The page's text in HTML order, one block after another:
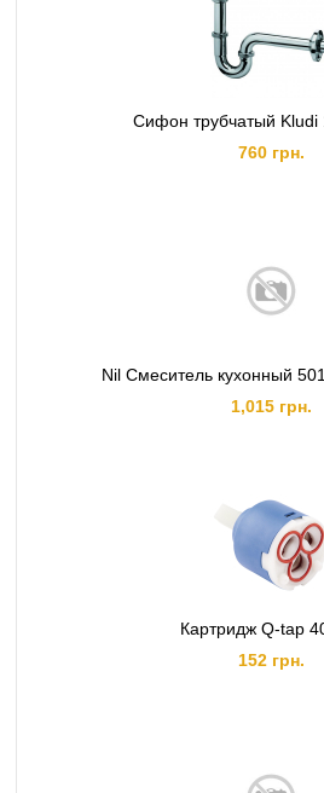
Сифон трубчатый Kludi
760 грн.
Nil Смеситель кухонный
1,015 грн.
Картридж Q-tap
152 грн.